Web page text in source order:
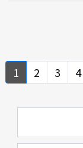
1 2 3 4